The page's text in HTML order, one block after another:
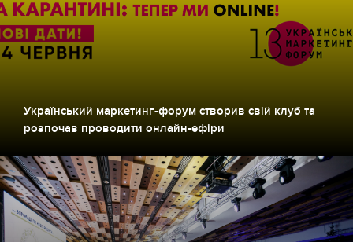
Український маркетинг-форум створив свій клуб та
розпочав проводити онлайн-ефіри